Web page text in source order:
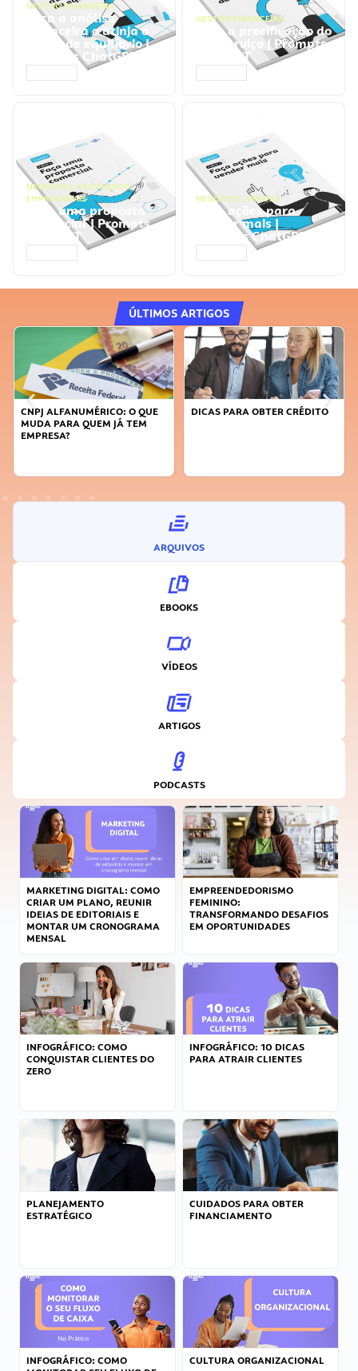
GESTÃO FINANCEIRA
Faça a análise
financeira e atinja o
ponto de equilíbrio |
Prompts ChatGPT
GESTÃO FINANCEIRA
Faça a precificação do
seu serviço | Prompts
ChatGPT
NEGÓCIOS, PROCESSOS
EMPRESARIAIS
Faça uma proposta
comercial | Prompts
ChatGPT
NEGÓCIOS, VENDAS
Faça ações para
vender mais |
Prompts ChatGPT
ÚLTIMOS ARTIGOS
CNPJ ALFANUMÉRICO: O QUE
MUDA PARA QUEM JÁ TEM
EMPRESA?
DICAS PARA OBTER CRÉDITO
ARQUIVOS
EBOOKS
VÍDEOS
ARTIGOS
PODCASTS
MARKETING DIGITAL: COMO
CRIAR UM PLANO, REUNIR
IDEIAS DE EDITORIAIS E
MONTAR UM CRONOGRAMA
MENSAL
EMPREENDEDORISMO
FEMININO:
TRANSFORMANDO DESAFIOS
EM OPORTUNIDADES
INFOGRÁFICO: COMO
CONQUISTAR CLIENTES DO
ZERO
INFOGRÁFICO: 10 DICAS
PARA ATRAIR CLIENTES
PLANEJAMENTO
ESTRATÉGICO
CUIDADOS PARA OBTER
FINANCIAMENTO
INFOGRÁFICO: COMO
CULTURA ORGANIZACIONAL